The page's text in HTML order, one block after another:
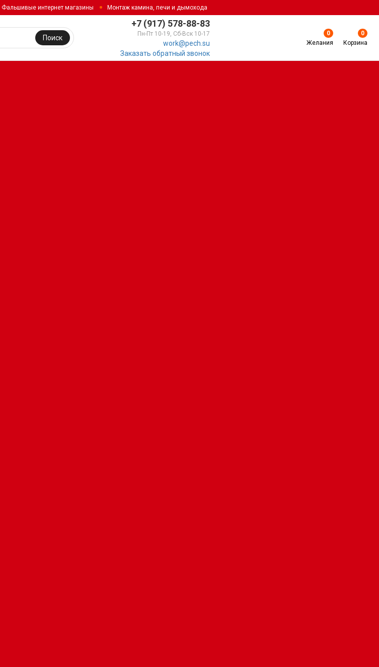
Фальшивые интернет магазины Монтаж камина, печи и дымохода
+7 (917) 578-88-83
Пн-Пт 10-19, Сб-Вск 10-17
work@pech.su
Заказать обратный звонок
Поиск
0
Желания
0
Корзина